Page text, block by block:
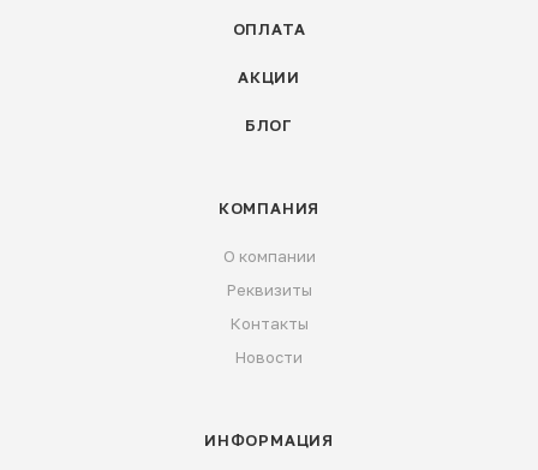
ОПЛАТА
АКЦИИ
БЛОГ
КОМПАНИЯ
О компании
Реквизиты
Контакты
Новости
ИНФОРМАЦИЯ